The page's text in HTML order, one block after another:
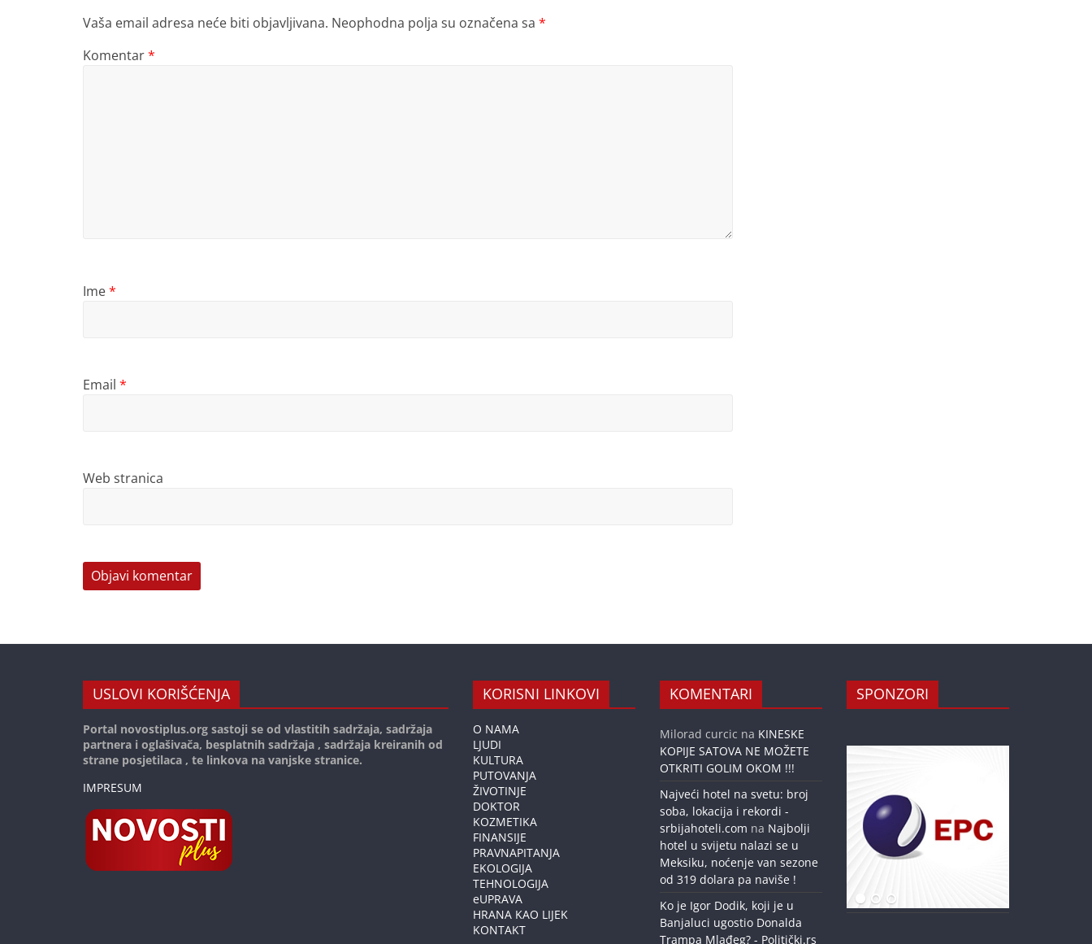
Vaša email adresa neće biti objavljivana. Neophodna polja su označena sa *
Komentar*
Ime*
Email *
Web stranica
USLOVI KORIŠĆENJA
Portal novostiplus.org sastoji se od vlastitih sadržaja, sadržaja
partnera i oglašivača, besplatnih sadržaja , sadržaja kreiranih od
strane posjetilaca , te linkova na vanjske stranice.
IMPRESUM
KORISNI LINKOVI
O NAMA
LJUDI
KULTURA
PUTOVANJA
ŽIVOTINJE
DOKTOR
KOZMETIKA
FINANSIJE
PRAVNAPITANJA
EKOLOGIJA
TEHNOLOGIJA
eUPRAVA
HRANA KAO LIJEK
KONTAKT
KOMENTARI
Milorad curcic na KINESKE
KOPIJE SATOVA NE MOŽETE
OTKRITI GOLIM OKOM !!!
Najveći hotel na svetu: broj
soba, lokacija i rekordi -
srbijahoteli.com na Najbolji
hotel u svijetu nalazi se u
Meksiku, noćenje van sezone
od 319 dolara pa naviše !
Ko je Igor Dodik, koji je u
Banjaluci ugostio Donalda
Trampa Mlađeg? - Politički.rs
SPONZORI